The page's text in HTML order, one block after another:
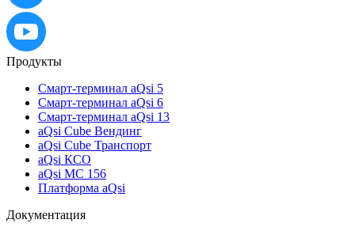
Продукты
Смарт-терминал aQsi 5
Смарт-терминал aQsi 6
Смарт-терминал aQsi 13
aQsi Cube Вендинг
aQsi Cube Транспорт
aQsi КСО
aQsi МС 156
Платформа aQsi
Документация